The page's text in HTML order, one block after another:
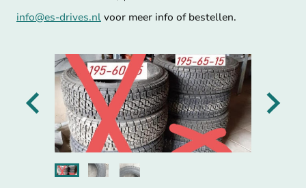
info@es-drives.nl voor meer info of bestellen.